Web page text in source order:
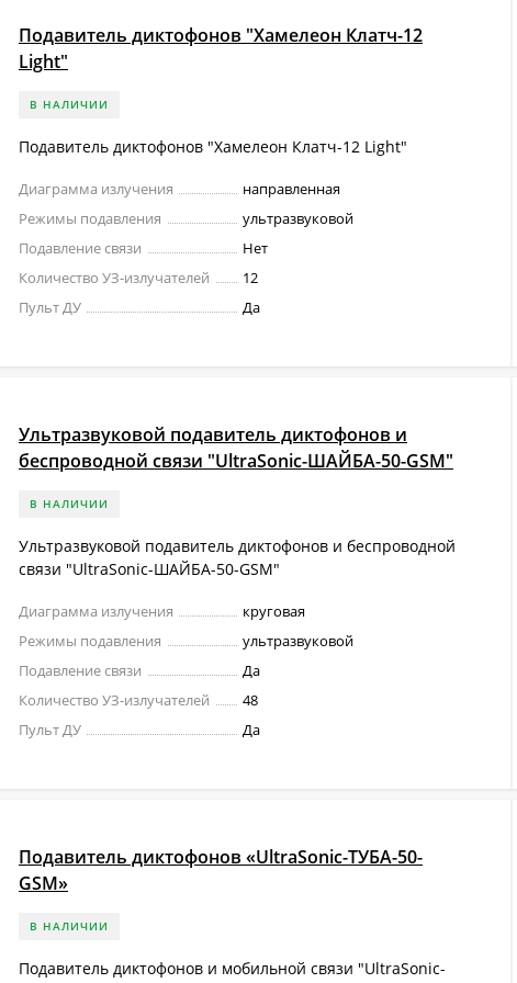
Подавитель диктофонов "Хамелеон Клатч-12
Light"
В НАЛИЧИИ
Подавитель диктофонов "Хамелеон Клатч-12 Light"
Диаграмма излучения
направленная
Режимы подавления
ультразвуковой
Подавление связи
Нет
Количество УЗ-излучателей
12
Пульт ДУ
Да
Ультразвуковой подавитель диктофонов и
беспроводной связи "UltraSonic-ШАЙБА-50-GSM"
В НАЛИЧИИ
Ультразвуковой подавитель диктофонов и беспроводной
связи "UltraSonic-ШАЙБА-50-GSM"
Диаграмма излучения
круговая
Режимы подавления
ультразвуковой
Подавление связи
Да
Количество УЗ-излучателей
48
Пульт ДУ
Да
Подавитель диктофонов «UltraSonic-ТУБА-50-
GSM»
В НАЛИЧИИ
Подавитель диктофонов и мобильной связи "UltraSonic-